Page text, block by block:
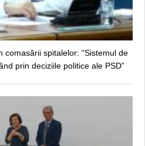
comasării spitalelor: “Sistemul de
prin deciziile politice ale PSD”